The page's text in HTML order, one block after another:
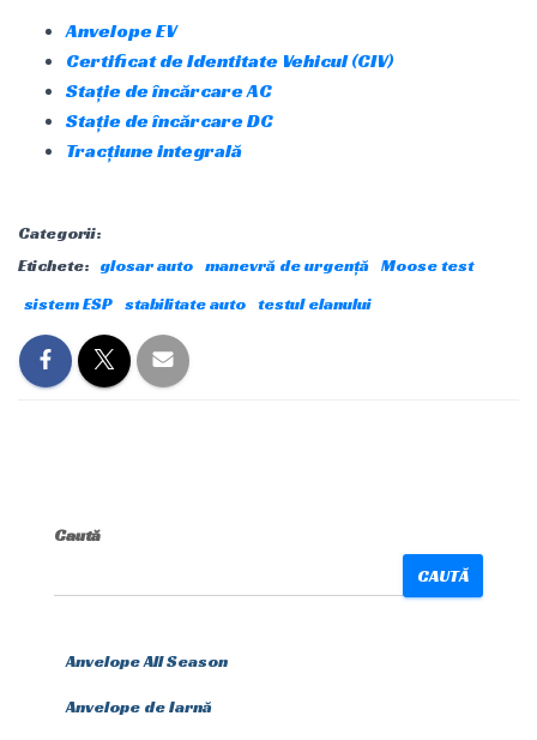
Anvelope EV
Certificat de Identitate Vehicul (CIV)
Stație de încărcare AC
Stație de încărcare DC
Tracțiune integrală
Categorii:
Etichete: glosar auto manevră de urgență Moose test
sistem ESP stabilitate auto testul elanului
Caută
CAUTĂ
Anvelope All Season
Anvelope de Iarnă